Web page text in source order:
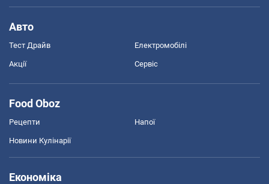
Авто
Тест Драйв Електромобілі
Акції Сервіс
Food Oboz
Рецепти Напої
Новини Кулінарії
Економіка